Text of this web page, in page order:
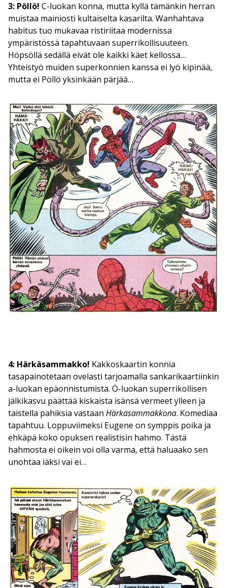
3: Pöllö! C-luokan konna, mutta kyllä tämänkin herran
muistaa mainiosti kultaiselta kasarilta. Wanhahtava
habitus tuo mukavaa ristiriitaa modernissa
ympäristössä tapahtuvaan superrikollisuuteen.
Höpsöllä sedällä eivät ole kaikki käet kellossa…
Yhteistyö muiden superkonnien kanssa ei lyö kipinää,
mutta ei Pöllö yksinkään pärjää…
4: Härkäsammakko! Kakkoskaartin konnia
tasapainotetaan ovelasti tarjoamalla sankarikaartiinkin
a-luokan epäonnistumista. Ö-luokan superrikollisen
jälkikasvu päättää kiskaista isänsä vermeet ylleen ja
taistella pahiksia vastaan Härkäsammakkona. Komediaa
tapahtuu. Loppuviimeksi Eugene on symppis poika ja
ehkäpä koko opuksen realistisin hahmo. Tästä
hahmosta ei oikein voi olla varma, että haluaako sen
unohtaa iäksi vai ei…